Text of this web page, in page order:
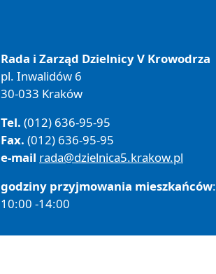
Rada i Zarząd Dzielnicy V Krowodrza
pl. Inwalidów 6
30-033 Kraków
Tel. (012) 636-95-95
Fax. (012) 636-95-95
e-mail rada@dzielnica5.krakow.pl
godziny przyjmowania mieszkańców:
10:00 -14:00